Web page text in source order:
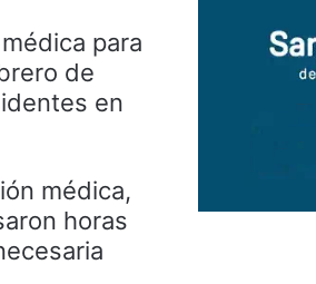
para
de
en
médica,
horas